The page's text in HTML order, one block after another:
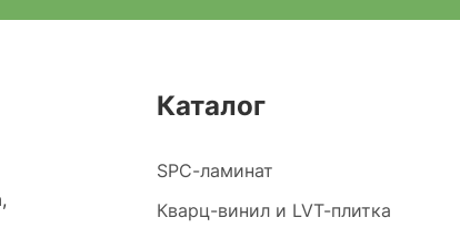
Каталог
SPC-ламинат
Кварц-винил и LVT-плитка